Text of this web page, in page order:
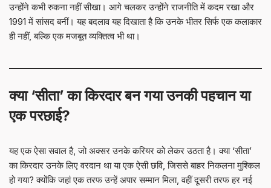
उन्होंने कभी रुकना नहीं सीखा। आगे चलकर उन्होंने राजनीति में कदम रखा और
1991 में सांसद बनीं। यह बदलाव यह दिखाता है कि उनके भीतर सिर्फ एक कलाकार
ही नहीं, बल्कि एक मजबूत व्यक्तित्व भी था।
क्या ‘सीता’ का किरदार बन गया उनकी पहचान या
एक परछाई?
यह एक ऐसा सवाल है, जो अक्सर उनके करियर को लेकर उठता है। क्या ‘सीता’
का किरदार उनके लिए वरदान था या एक ऐसी छवि, जिससे बाहर निकलना मुश्किल
हो गया? क्योंकि जहां एक तरफ उन्हें अपार सम्मान मिला, वहीं दूसरी तरफ हर नई